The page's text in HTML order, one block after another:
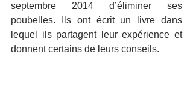
septembre 2014 d’éliminer ses
poubelles. Ils ont écrit un livre dans
lequel ils partagent leur expérience et
donnent certains de leurs conseils.